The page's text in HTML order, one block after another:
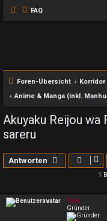
FAQ
Foren-Übersicht Korridor
Anime & Manga (inkl.
Akuyaku Reijou wa
sareru
Antworten
1
Tom
Gründer